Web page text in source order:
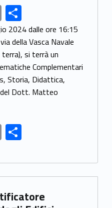
E
m
ai
l
S
h
ar
e
2024 dalle ore 16:15
della Vasca Navale
si terrà un
Complementari
Storia, Didattica,
Dott. Matteo
E
m
ai
l
S
h
ar
e